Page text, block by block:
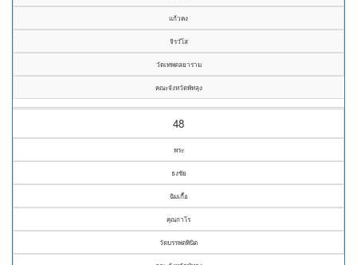
แก้วคง
จิรวํโส
วัดเทพดลยาราม
คณะจังหวัดพัทลุง
48
พระ
ธงชัย
ฉิมเกื้อ
คุณกาโร
วัดบรรพตพินิต